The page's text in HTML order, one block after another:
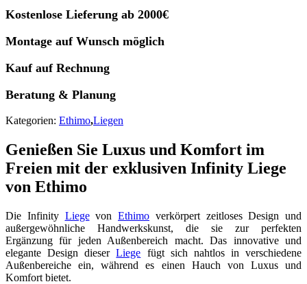
Kostenlose Lieferung ab 2000€
Montage auf Wunsch möglich
Kauf auf Rechnung
Beratung & Planung
Kategorien: Ethimo,Liegen
Genießen Sie Luxus und Komfort im
Freien mit der exklusiven Infinity Liege
von Ethimo
Die Infinity Liegevon Ethimo verkörpert zeitloses Design und
außergewöhnliche Handwerkskunst, die sie zur perfekten
Ergänzung für jeden Außenbereich macht. Das innovative und
elegante Design dieserLiege fügt sich nahtlos in verschiedene
Außenbereiche ein, während es einen Hauch von Luxus und
Komfort bietet.